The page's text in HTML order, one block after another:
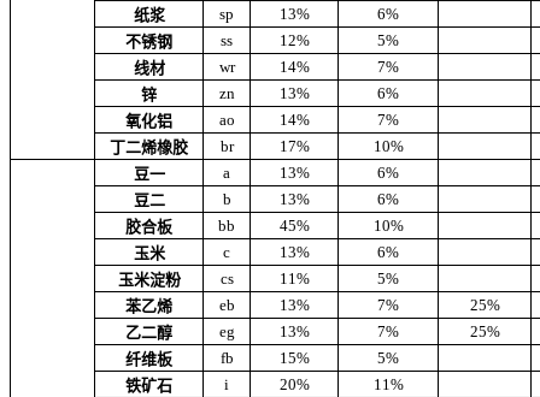
纸浆
sp 13%
6%
不锈钢
ss 12%
5%
线材
wr 14%
7%
锌
zn 13%
6%
氧化铝
ao 14%
7%
丁二烯橡胶
br 17% 10%
豆一 a 13%
6%
豆二
b 13%
6%
胶合板
bb 45%
10%
玉米
c 13%
6%
玉米淀粉
cs 11%
5%
苯乙烯
eb 13% 7%
25%
乙二醇
eg 13% 7%
25%
纤维板
fb 15%
5%
铁矿石
i 20%
11%